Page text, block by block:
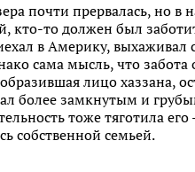
почти прервалась, но в
кто-то должен был
в Америку, выхаживал
сама мысль, что
лицо хаззана,
более замкнутым и
тоже тяготила его
собственной семьей.